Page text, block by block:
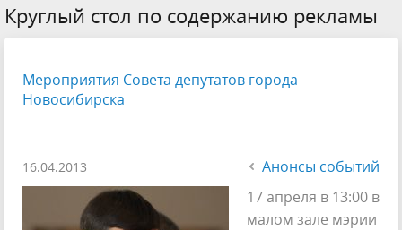
Круглый стол по содержанию рекламы
Мероприятия Совета депутатов города
Новосибирска
16.04.2013
Анонсы событий
17 апреля в 13:00 в
малом зале мэрии